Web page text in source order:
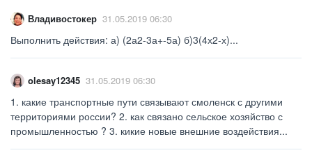
Владивостокер 31.05.2019 06:30
Выполнить действия: а) (2а2-3а+-5а) б)3(4х2-х)...
olesay12345 31.05.2019 06:30
1. какие транспортные пути связывают смоленск с другими
территориями россии? 2. как связано сельское хозяйство с
промышленностью ? 3. кикие новые внешние воздействия...